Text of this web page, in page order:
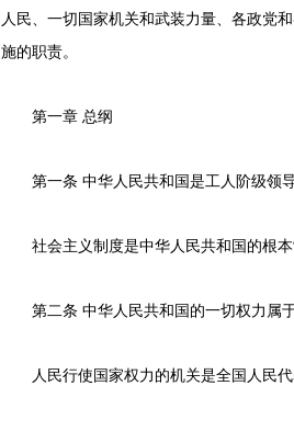
人民、一切国家机关和武装力量、各政党
施的职责。
第一章 总纲
第一条 中华人民共和国是工人阶级领导
社会主义制度是中华人民共和国的根本
第二条 中华人民共和国的一切权力属于
人民行使国家权力的机关是全国人民代